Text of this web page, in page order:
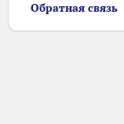
Обратная связь